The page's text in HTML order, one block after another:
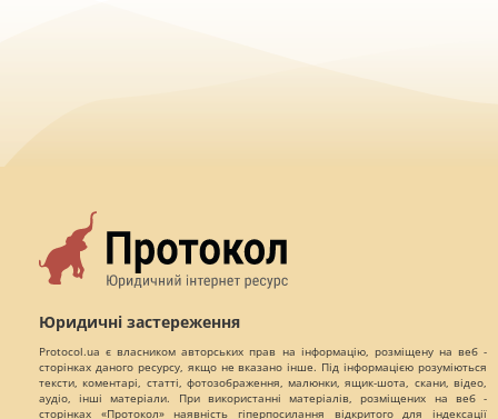
Юридичні застереження
Protocol.ua є власником авторських прав на інформацію, розміщену на веб -
сторінках даного ресурсу, якщо не вказано інше. Під інформацією розуміються
тексти, коментарі, статті, фотозображення, малюнки, ящик-шота, скани, відео,
аудіо, інші матеріали. При використанні матеріалів, розміщених на веб -
сторінках «Протокол» наявність гіперпосилання відкритого для індексації